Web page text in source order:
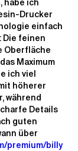
habe ich
Drucker
einfach
Die feinen
Oberfläche
Maximum
ich viel
höherer
während
Details
guten
premium/billy